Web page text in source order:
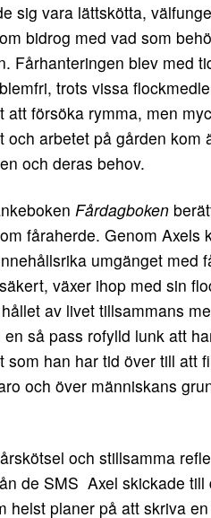
sig vara lättskötta,
bidrog med vad som
Fårhanteringen blev med
trots vissa
att försöka rymma, men
och arbetet på gården kom
och deras behov.
Fårdagboken
fåraherde. Genom Axels
umgänget med
växer ihop med sin
av livet tillsammans
så pass rofylld lunk att
han har tid över till att
och över människans
och stillsamma
de SMS Axel skickade till
helst planer på att skriva